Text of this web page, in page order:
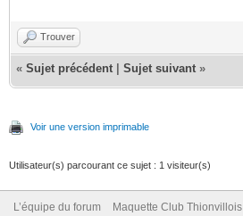
Trouver
« Sujet précédent Sujet suivant »
Voir une version imprimable
Utilisateur(s) parcourant ce sujet : 1 visiteur(s)
L’équipe du forum Maquette Club Thionvillois